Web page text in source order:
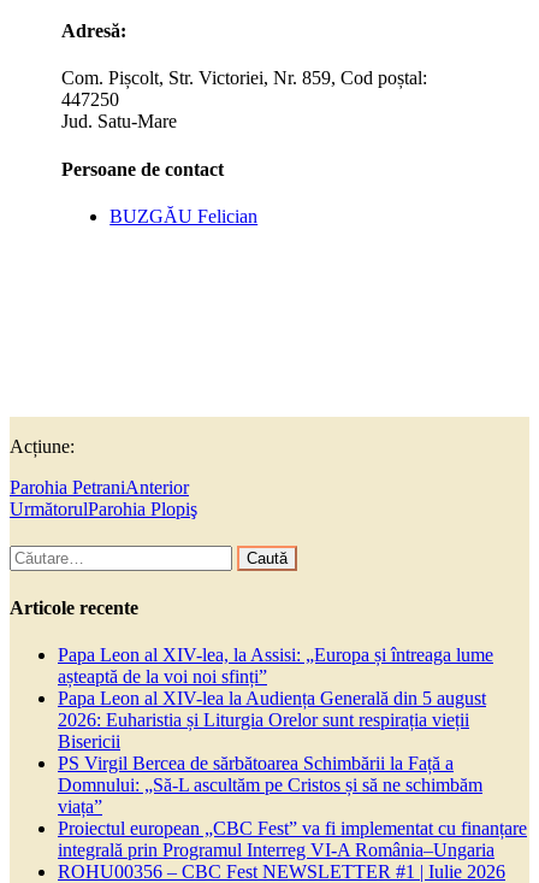
Adresă:
Com. Pișcolt, Str. Victoriei, Nr. 859, Cod poștal:
447250
Jud. Satu-Mare
Persoane de contact
BUZGĂU Felician
Acțiune:
Parohia PetraniAnterior
UrmătorulParohia Plopiş
Caută
după:
Articole recente
Papa Leon al XIV-lea, la Assisi: „Europa și întreaga lume
așteaptă de la voi noi sfinți”
Papa Leon al XIV-lea la Audiența Generală din 5 august
2026: Euharistia și Liturgia Orelor sunt respirația vieții
Bisericii
PS Virgil Bercea de sărbătoarea Schimbării la Față a
Domnului: „Să-L ascultăm pe Cristos și să ne schimbăm
viața”
Proiectul european „CBC Fest” va fi implementat cu finanțare
integrală prin Programul Interreg VI-A România–Ungaria
ROHU00356 – CBC Fest NEWSLETTER #1 | Iulie 2026